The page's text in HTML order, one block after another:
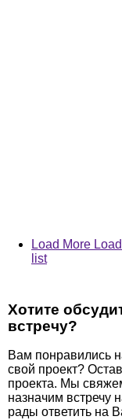
Load More
list
Хотите
встречу?
Вам понравились
свой проект?
проекта. Мы
назначим встречу
рады ответить на